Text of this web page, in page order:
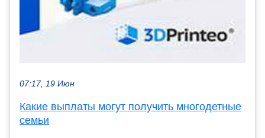
07:17, 19 Июн
Какие выплаты могут получить многодетные
семьи